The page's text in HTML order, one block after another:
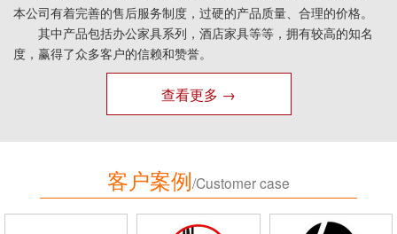
本公司有着完善的售后服务制度，过硬的产品质量、合理的价格。
其中产品包括办公家具系列，酒店家具等等，拥有较高的知名
度，赢得了众多客户的信赖和赞誉。
查看更多 →
客户案例/Customer case